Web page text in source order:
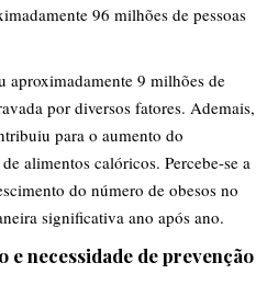
96 milhões de pessoas
aproximadamente 9 milhões de
por diversos fatores. Ademais,
para o aumento do
alimentos calóricos. Percebe-se a
do número de obesos no
significativa ano após ano.
e necessidade de prevenção